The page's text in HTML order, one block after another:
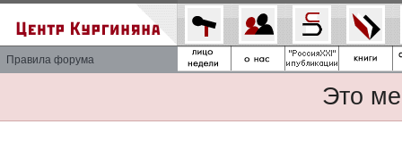
Правила форума
Это